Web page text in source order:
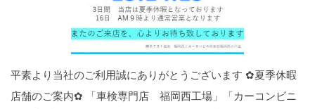
平素より当社のご利用誠にありがとうございます ✿夏季休暇
店舗のご案内✿ 「車検専門店 福岡西工場」「カーコンビニ